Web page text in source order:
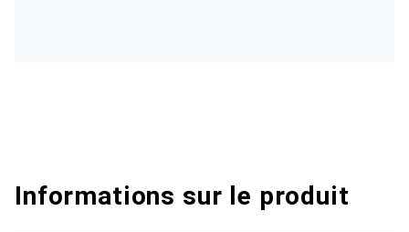
Informations sur le produit